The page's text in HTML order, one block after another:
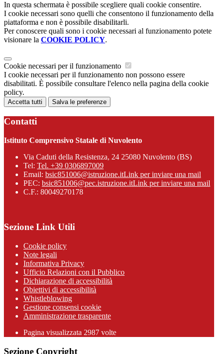
In questa schermata è possibile scegliere quali cookie consentire.
I cookie necessari sono quelli che consentono il funzionamento della
piattaforma e non è possibile disabilitarli.
Per conoscere quali sono i cookie necessari al funzionamento potete
visionare la COOKIE POLICY.
Cookie necessari per il funzionamento
I cookie necessari per il funzionamento non possono essere
disabilitati. È possibile consultare l'elenco nella pagina della cookie
policy.
Accetta tutti Salva le preferenze
Contatti
Istituto Comprensivo Statale di Nuvolento
Via Caduti della Resistenza, 24 25080 Nuvolento (BS)
Tel: Tel. +39 0306897009
Email: bsic851006@istruzione.itLink per inviare una mail
PEC: bsic851006@pec.istruzione.itLink per inviare una mail
C.F.: 80049270178
Sezione Link Utili
Cookie policy
Note legali
Informativa Privacy
Ufficio Relazioni con il Pubblico
Dichiarazione di accessibilità
Obiettivi di accessibilità
Whistleblowing
Gestione consensi cookie
Amministrazione trasparente
Pagina visualizzata 2987 volte
Sezione Copyright